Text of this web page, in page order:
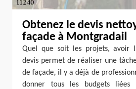
Obtenez le devis
façade à Montgradail
Quel que soit les projets, avoir
devis permet de réaliser une
de façade, il y a déjà de
donner tous les budgets